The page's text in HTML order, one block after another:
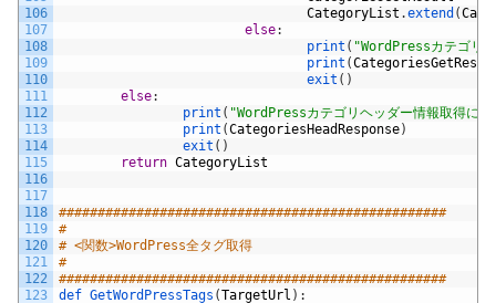
106
107
108
109
110
111
112
113
114
115
116
117
118
119
120
121
122
123
CategoryList .extend (
else:
print ( "WordPressカテゴリ
print (
exit ( )
else:
print ( "WordPressカテゴリヘッダー情報取得に
print (CategoriesHeadResponse)
exit ( )
return CategoryList
##################################################
#
# <関数>WordPress全タグ取得
#
##################################################
def GetWordPressTags (TargetUrl ) :